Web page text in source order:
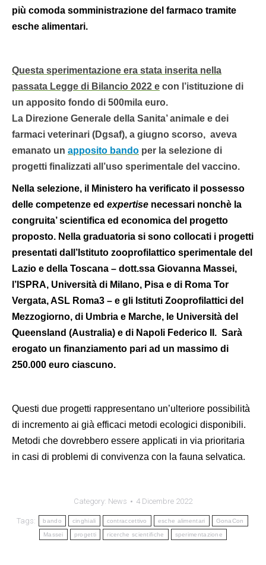
più comoda somministrazione del farmaco tramite
esche alimentari.
Questa sperimentazione era stata inserita nella
passata Legge di Bilancio 2022 e con l’istituzione di
un apposito fondo di 500mila euro.
La Direzione Generale della Sanita’ animale e dei
farmaci veterinari (Dgsaf), a giugno scorso, aveva
emanato un apposito bando per la selezione di
progetti finalizzati all’uso sperimentale del vaccino.
Nella selezione, il Ministero ha verificato il possesso
delle competenze ed expertise necessari nonchè la
congruita’ scientifica ed economica del progetto
proposto. Nella graduatoria si sono collocati i progetti
presentati dall’Istituto zooprofilattico sperimentale del
Lazio e della Toscana – dott.ssa Giovanna Massei,
l’ISPRA, Università di Milano, Pisa e di Roma Tor
Vergata, ASL Roma3 – e gli Istituti Zooprofilattici del
Mezzogiorno, di Umbria e Marche, le Università del
Queensland (Australia) e di Napoli Federico II. Sarà
erogato un finanziamento pari ad un massimo di
250.000 euro ciascuno.
Questi due progetti rappresentano un’ulteriore possibilità
di incremento ai già efficaci metodi ecologici disponibili.
Metodi che dovrebbero essere applicati in via prioritaria
in casi di problemi di convivenza con la fauna selvatica.
Category: News 4 Dicembre 2022
Tags: bando cinghiali contraccettivo esche alimentari GonaCon
Massei progetti ricerche scientifiche sperimentazione